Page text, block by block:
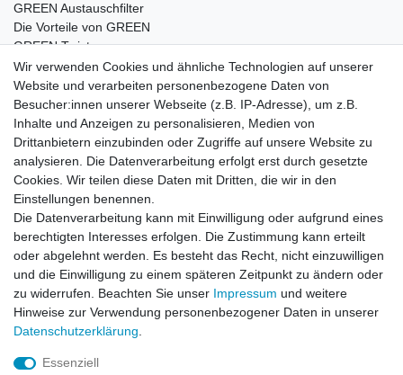
GREEN Austauschfilter
Die Vorteile von GREEN
GREEN Twister
Impressum Daten­schutz­erklärung AGB
Barrierefreiheitserklärung Widerrufs­recht
Vertrag widerrufen Kontakt
© Copyright 2026 | Alle Rechte vorbehalten.
Wir verwenden Cookies und ähnliche Technologien auf unserer
Website und verarbeiten personenbezogene Daten von
Besucher:innen unserer Webseite (z.B. IP-Adresse), um z.B.
Inhalte und Anzeigen zu personalisieren, Medien von
Drittanbietern einzubinden oder Zugriffe auf unsere Website zu
analysieren. Die Datenverarbeitung erfolgt erst durch gesetzte
Cookies. Wir teilen diese Daten mit Dritten, die wir in den
Einstellungen benennen.
Die Datenverarbeitung kann mit Einwilligung oder aufgrund eines
berechtigten Interesses erfolgen. Die Zustimmung kann erteilt
oder abgelehnt werden. Es besteht das Recht, nicht einzuwilligen
und die Einwilligung zu einem späteren Zeitpunkt zu ändern oder
zu widerrufen. Beachten Sie unser Impressum und weitere
Hinweise zur Verwendung personenbezogener Daten in unserer
Daten­schutz­erklärung
Essenziell